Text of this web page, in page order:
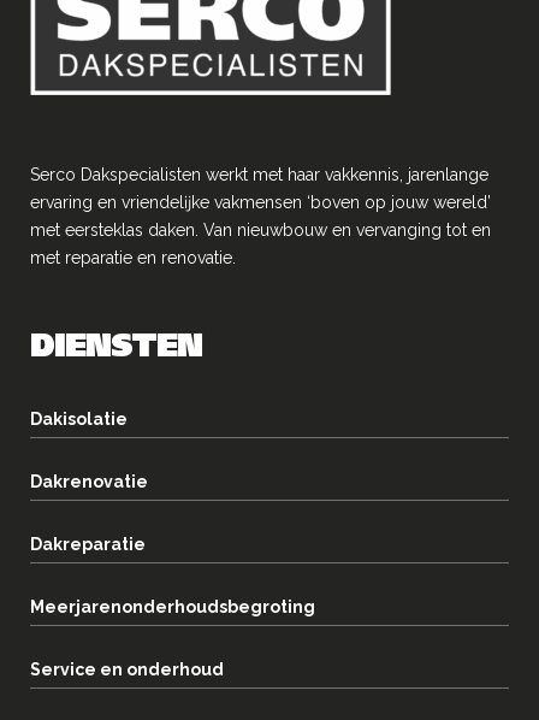
Serco Dakspecialisten werkt met haar vakkennis, jarenlange
ervaring en vriendelĳke vakmensen ‘boven op jouw wereld’
met eersteklas daken. Van nieuwbouw en vervanging tot en
met reparatie en renovatie.
DIENSTEN
Dakisolatie
Dakrenovatie
Dakreparatie
Meerjarenonderhoudsbegroting
Service en onderhoud